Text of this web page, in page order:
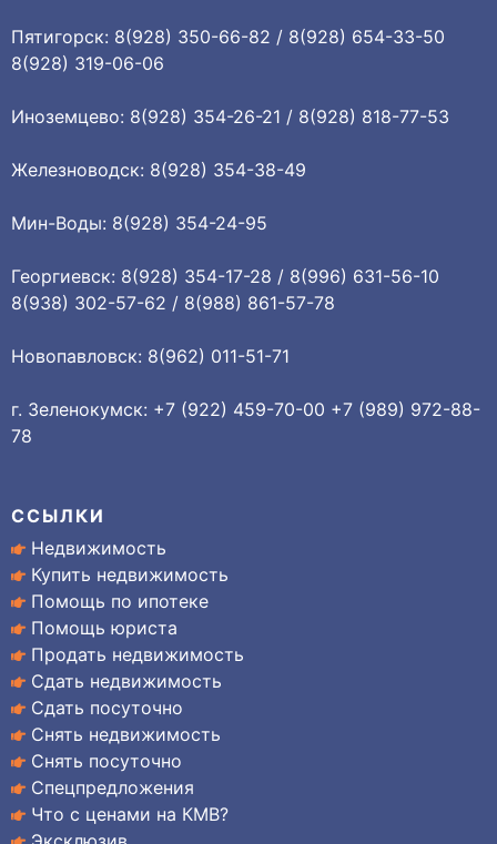
Пятигорск: 8(928) 350-66-82 / 8(928) 654-33-50
8(928) 319-06-06
Иноземцево: 8(928) 354-26-21 / 8(928) 818-77-53
Железноводск: 8(928) 354-38-49
Мин-Воды: 8(928) 354-24-95
Георгиевск: 8(928) 354-17-28 / 8(996) 631-56-10
8(938) 302-57-62 / 8(988) 861-57-78
Новопавловск: 8(962) 011-51-71
г. Зеленокумск: +7 (922) 459-70-00 +7 (989) 972-88-
78
ССЫЛКИ
Недвижимость
Купить недвижимость
Помощь по ипотеке
Помощь юриста
Продать недвижимость
Сдать недвижимость
Сдать посуточно
Снять недвижимость
Снять посуточно
Спецпредложения
Что с ценами на КМВ?